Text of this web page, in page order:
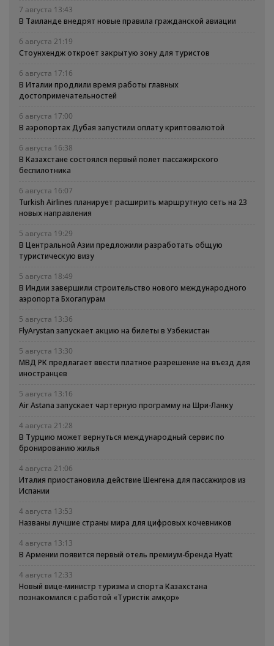
7 августа 13:43
В Таиланде внедрят новые правила гражданской авиации
6 августа 21:19
Стоунхендж откроет закрытую зону для туристов
6 августа 17:16
В Италии продлили время работы главных
достопримечательностей
6 августа 17:00
В аэропортах Дубая запустили оплату криптовалютой
6 августа 16:38
В Казахстане состоялся первый полет пассажирского
беспилотника
6 августа 16:07
Turkish Airlines планирует расширить маршрутную сеть на 23
новых направления
5 августа 19:29
В Центральной Азии предложили разработать общую
туристическую визу
5 августа 18:49
В Индии завершили строительство нового международного
аэропорта Бхогапурам
5 августа 13:36
FlyArystan запускает акцию на билеты в Узбекистан
5 августа 13:30
МВД РК предлагает ввести платное разрешение на въезд для
иностранцев
5 августа 13:16
Air Astana запускает чартерную программу на Шри-Ланку
4 августа 21:28
В Турцию может вернуться международный сервис по
бронированию жилья
4 августа 21:06
Италия приостановила действие Шенгена для пассажиров из
Испании
4 августа 13:53
Названы лучшие страны мира для цифровых кочевников
4 августа 13:13
В Армении появится первый отель премиум-бренда Hyatt
4 августа 12:33
Новый вице-министр туризма и спорта Казахстана
познакомился с работой «Туристік Қамқор»